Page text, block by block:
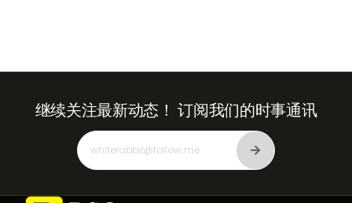
继续关注最新动态！ 订阅我们的时事通讯